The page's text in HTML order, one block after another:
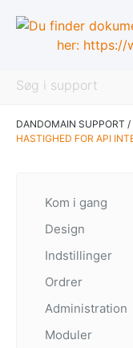
DANDOMAIN SUPPORT /
HASTIGHED FOR API
Kom i gang
Design
Indstillinger
Ordrer
Administration
Moduler